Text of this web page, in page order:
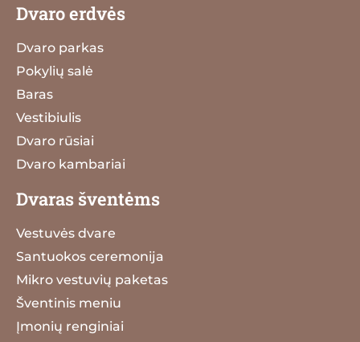
Dvaro erdvės
Dvaro parkas
Pokylių salė
Baras
Vestibiulis
Dvaro rūsiai
Dvaro kambariai
Dvaras šventėms
Vestuvės dvare
Santuokos ceremonija
Mikro vestuvių paketas
Šventinis meniu
Įmonių renginiai